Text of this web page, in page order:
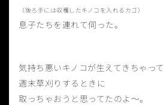
（後ろ手には収穫したキノコを入れるカゴ）
息子たちを連れて伺った。
気持ち悪いキノコが生えてきちゃって
週末草刈りするときに
取っちゃおうと思ってたのよ〜。